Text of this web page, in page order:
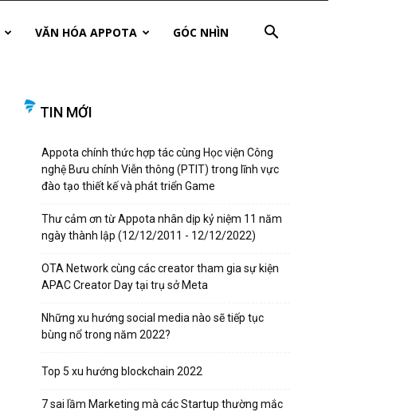
VĂN HÓA APPOTA GÓC NHÌN
TIN MỚI
Appota chính thức hợp tác cùng Học viện Công
nghệ Bưu chính Viễn thông (PTIT) trong lĩnh vực
đào tạo thiết kế và phát triển Game
Thư cảm ơn từ Appota nhân dịp kỷ niệm 11 năm
ngày thành lập (12/12/2011 - 12/12/2022)
OTA Network cùng các creator tham gia sự kiện
APAC Creator Day tại trụ sở Meta
Những xu hướng social media nào sẽ tiếp tục
bùng nổ trong năm 2022?
Top 5 xu hướng blockchain 2022
7 sai lầm Marketing mà các Startup thường mắc